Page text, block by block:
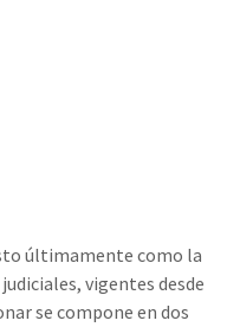
últimamente como la
vigentes desde
se compone en dos